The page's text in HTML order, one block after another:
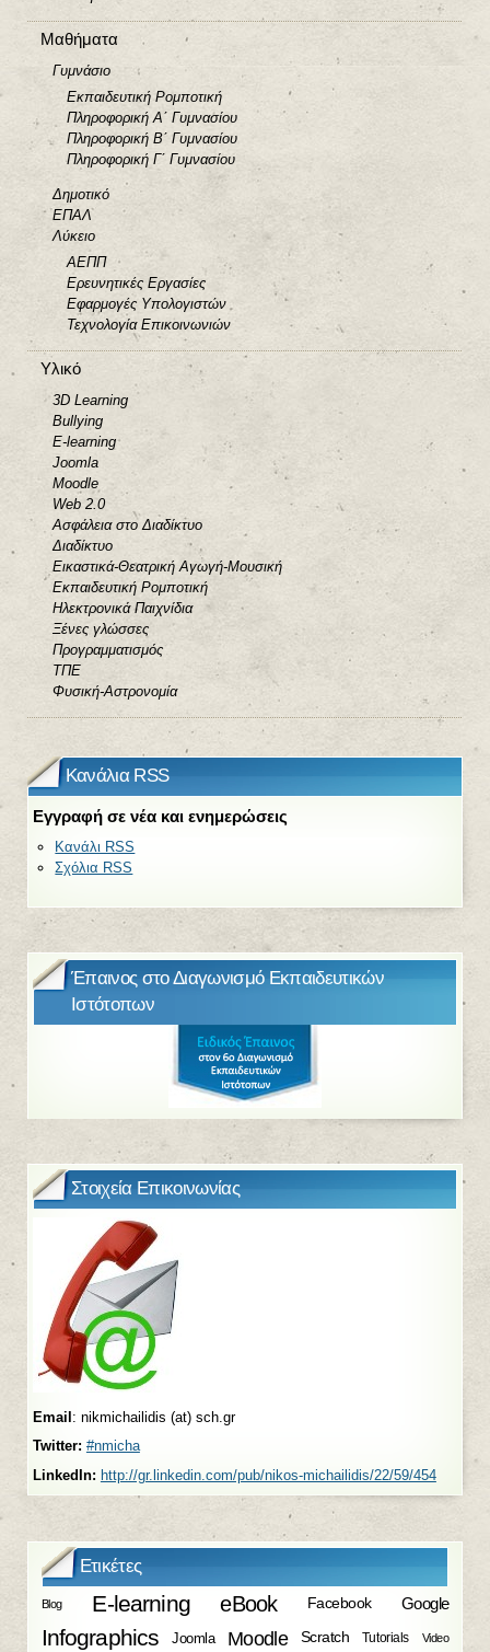
Μαθήματα
Γυμνάσιο
Εκπαιδευτική Ρομποτική
Πληροφορική Α΄ Γυμνασίου
Πληροφορική Β΄ Γυμνασίου
Πληροφορική Γ΄ Γυμνασίου
Δημοτικό
ΕΠΑΛ
Λύκειο
ΑΕΠΠ
Ερευνητικές Εργασίες
Εφαρμογές Υπολογιστών
Τεχνολογία Επικοινωνιών
Υλικό
3D Learning
Bullying
E-learning
Joomla
Moodle
Web 2.0
Ασφάλεια στο Διαδίκτυο
Διαδίκτυο
Εικαστικά-Θεατρική Αγωγή-Μουσική
Εκπαιδευτική Ρομποτική
Ηλεκτρονικά Παιχνίδια
Ξένες γλώσσες
Προγραμματισμός
ΤΠΕ
Φυσική-Αστρονομία
Κανάλια RSS
Εγγραφή σε νέα και ενημερώσεις
Κανάλι RSS
Σχόλια RSS
Έπαινος στο Διαγωνισμό Εκπαιδευτικών
Ιστότοπων
Στοιχεία Επικοινωνίας
Email: nikmichailidis (at) sch.gr
Twitter: #nmicha
LinkedIn: http://gr.linkedin.com/pub/nikos-michailidis/22/59/454
Ετικέτες
Blog E-learning eBook Facebook Google
Infographics Joomla Moodle Scratch Tutorials Video